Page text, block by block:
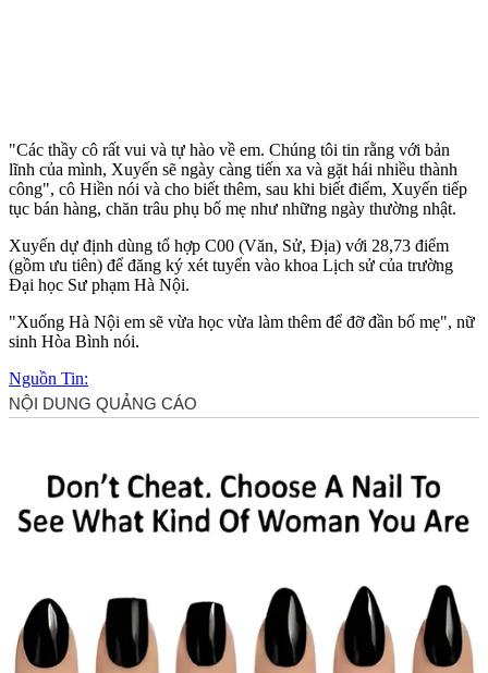
"Các thầy cô rất vui và tự hào về em. Chúng tôi tin rằng với bản
lĩnh của mình, Xuyến sẽ ngày càng tiến xa và gặt hái nhiều thành
công", cô Hiền nói và cho biết thêm, sau khi biết điểm, Xuyến tiếp
tục bán hàng, chăn trâu phụ bố mẹ như những ngày thường nhật.
Xuyến dự định dùng tổ hợp C00 (Văn, Sử, Địa) với 28,73 điểm
(gồm ưu tiên) để đăng ký xét tuyển vào khoa Lịch sử của trường
Đại học Sư phạm Hà Nội.
"Xuống Hà Nội em sẽ vừa học vừa làm thêm để đỡ đần bố mẹ", nữ
sinh Hòa Bình nói.
Nguồn Tin: